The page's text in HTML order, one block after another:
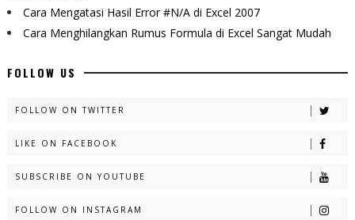
Cara Mengatasi Hasil Error #N/A di Excel 2007
Cara Menghilangkan Rumus Formula di Excel Sangat Mudah
FOLLOW US
FOLLOW ON TWITTER
LIKE ON FACEBOOK
SUBSCRIBE ON YOUTUBE
FOLLOW ON INSTAGRAM